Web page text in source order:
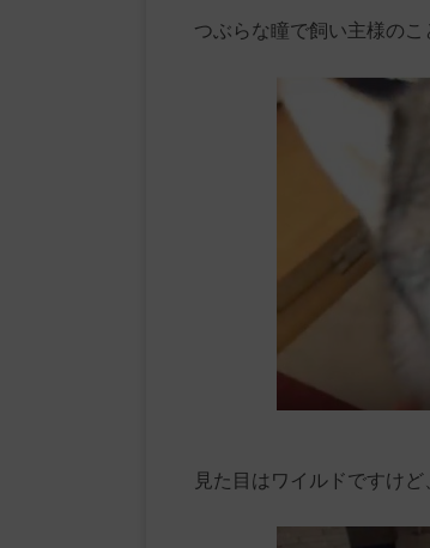
つぶらな瞳で飼い主様のこ
見た目はワイルドですけ